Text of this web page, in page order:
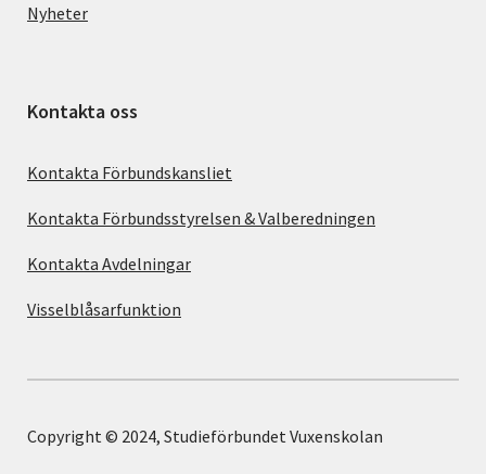
Nyheter
Kontakta oss
Kontakta Förbundskansliet
Kontakta Förbundsstyrelsen & Valberedningen
Kontakta Avdelningar
Visselblåsarfunktion
Copyright © 2024, Studieförbundet Vuxenskolan